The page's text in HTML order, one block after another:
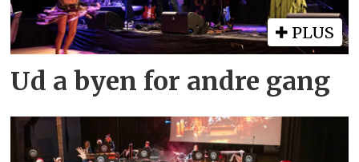
PLUS
Ud a byen for andre gang